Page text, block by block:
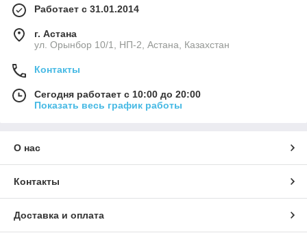
Работает с 31.01.2014
г. Астана
ул. Орынбор 10/1, НП-2, Астана, Казахстан
Контакты
Сегодня работает с 10:00 до 20:00
Показать весь график работы
О нас
Контакты
Доставка и оплата